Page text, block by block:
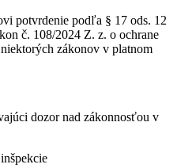
potvrdenie podľa § 17 ods. 12
č. 108/2024 Z. z. o ochrane
zákonov v platnom
dozor nad zákonnosťou v